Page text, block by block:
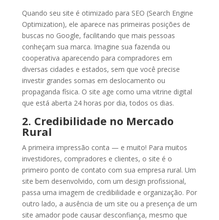
Quando seu site é otimizado para SEO (Search Engine
Optimization), ele aparece nas primeiras posições de
buscas no Google, facilitando que mais pessoas
conheçam sua marca. Imagine sua fazenda ou
cooperativa aparecendo para compradores em
diversas cidades e estados, sem que você precise
investir grandes somas em deslocamento ou
propaganda física. O site age como uma vitrine digital
que está aberta 24 horas por dia, todos os dias.
2. Credibilidade no Mercado
Rural
A primeira impressão conta — e muito! Para muitos
investidores, compradores e clientes, o site é o
primeiro ponto de contato com sua empresa rural. Um
site bem desenvolvido, com um design profissional,
passa uma imagem de credibilidade e organização. Por
outro lado, a ausência de um site ou a presença de um
site amador pode causar desconfiança, mesmo que